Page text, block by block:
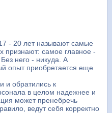
- 20 лет называют самые
признают: самое главное -
него - никуда. А
опыт приобретается еще
и обратились к
в целом надежнее и
может пренебречь
ведут себя корректно